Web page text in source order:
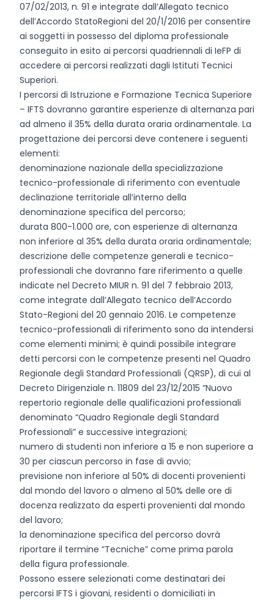
07/02/2013, n. 91 e integrate dall’Allegato tecnico
dell’Accordo StatoRegioni del 20/1/2016 per consentire
ai soggetti in possesso del diploma professionale
conseguito in esito ai percorsi quadriennali di IeFP di
accedere ai percorsi realizzati dagli Istituti Tecnici
Superiori.
I percorsi di Istruzione e Formazione Tecnica Superiore
– IFTS dovranno garantire esperienze di alternanza pari
ad almeno il 35% della durata oraria ordinamentale. La
progettazione dei percorsi deve contenere i seguenti
elementi:
denominazione nazionale della specializzazione
tecnico-professionale di riferimento con eventuale
declinazione territoriale all’interno della
denominazione specifica del percorso;
durata 800-1.000 ore, con esperienze di alternanza
non inferiore al 35% della durata oraria ordinamentale;
descrizione delle competenze generali e tecnico-
professionali che dovranno fare riferimento a quelle
indicate nel Decreto MIUR n. 91 del 7 febbraio 2013,
come integrate dall’Allegato tecnico dell’Accordo
Stato-Regioni del 20 gennaio 2016. Le competenze
tecnico-professionali di riferimento sono da intendersi
come elementi minimi; è quindi possibile integrare
detti percorsi con le competenze presenti nel Quadro
Regionale degli Standard Professionali (QRSP), di cui al
Decreto Dirigenziale n. 11809 del 23/12/2015 “Nuovo
repertorio regionale delle qualificazioni professionali
denominato “Quadro Regionale degli Standard
Professionali” e successive integrazioni;
numero di studenti non inferiore a 15 e non superiore a
30 per ciascun percorso in fase di avvio;
previsione non inferiore al 50% di docenti provenienti
dal mondo del lavoro o almeno al 50% delle ore di
docenza realizzato da esperti provenienti dal mondo
del lavoro;
la denominazione specifica del percorso dovrà
riportare il termine “Tecniche” come prima parola
della figura professionale.
Possono essere selezionati come destinatari dei
percorsi IFTS i giovani, residenti o domiciliati in